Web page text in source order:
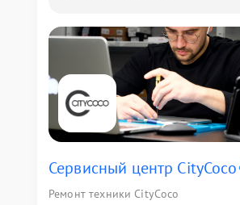
Сервисный центр CityCoco
Ремонт техники CityCoco